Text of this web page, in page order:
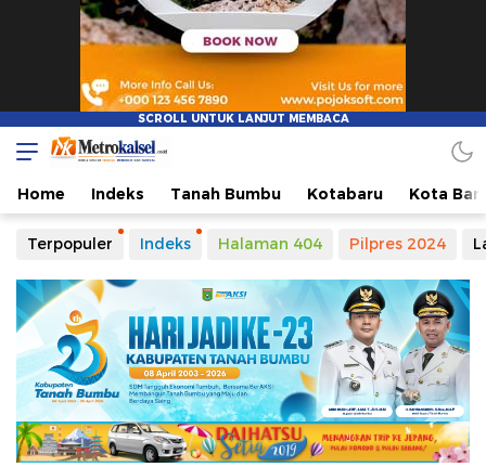
Metro Kalsel
Media Online Terkini, Faktual dan Mendidik
Home Indeks Tanah Bumbu Kotabaru Kota
Terpopuler Indeks Halaman 404 Pilpres 2024